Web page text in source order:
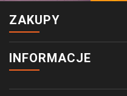
ZAKUPY
INFORMACJE